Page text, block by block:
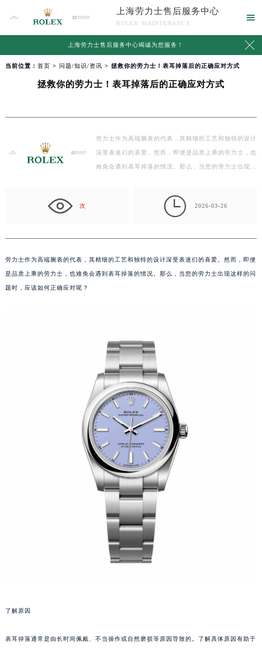
上海劳力士售后服务中心
ROLEX MAINTENANCE

上海劳力士售后服务中心竭诚为您服务！ 
当前位置： 首页 > 问题/知识/资讯 > 拯救你的劳力士！表耳掉落后的正确应对方式
拯救你的劳力士！表耳掉落后的正确应对方式
劳力士作为高端腕表的代表，其精细的工艺和独特的设计
深受表迷们的喜爱。然而，即便是品质上乘的劳力士，也
难免会遇到表耳掉落的情况。那么，当您的劳力士出现
次  2026-03-26
劳力士作为高端腕表的代表，其精细的工艺和独特的设计深受表迷们的喜爱。然而，即便
是品质上乘的劳力士，也难免会遇到表耳掉落的情况。那么，当您的劳力士出现这样的问
题时，应该如何正确应对呢？
了解原因
表耳掉落通常是由长时间佩戴、不当操作或自然磨损等原因导致的。了解具体原因有助于